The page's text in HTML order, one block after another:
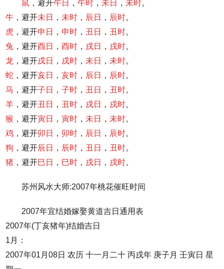
鼠 ，避开午日 ，午时 ， 未日 ， 未时。
牛 ，避开未日 ， 未时 ， 辰日 ， 辰时。
虎 ，避开申日 ， 申时 ， 丑日 ， 丑时。
兔 ，避开酉日 ，酉时 ， 戌日 ， 戌时。
龙 ，避开戌日 ， 戌时 ， 未日 ， 未时。
蛇 ，避开亥日 ，亥时 ， 辰日 ， 辰时。
马 ，避开子日 ，子时 ， 丑日 ， 丑时。
羊 ，避开丑日 ， 丑时 ， 戌日 ， 戌时。
猴 ，避开寅日 ， 寅时 ， 未日 ， 未时。
鸡 ，避开卯日 ， 卯时 ， 辰日 ， 辰时。
狗 ，避开辰日 ， 辰时 ， 丑日 ， 丑时。
猪 ，避开巳日 ， 巳时 ， 戌日 ， 戌时。
苏州风水大师:2007年桃花催旺时间
2007年宜结婚嫁娶黄道吉日通用表
2007年(丁亥猪年)结婚吉日
1月：
2007年01月08日 农历 十一月二十 丙戌年 庚子月 壬寅日 星